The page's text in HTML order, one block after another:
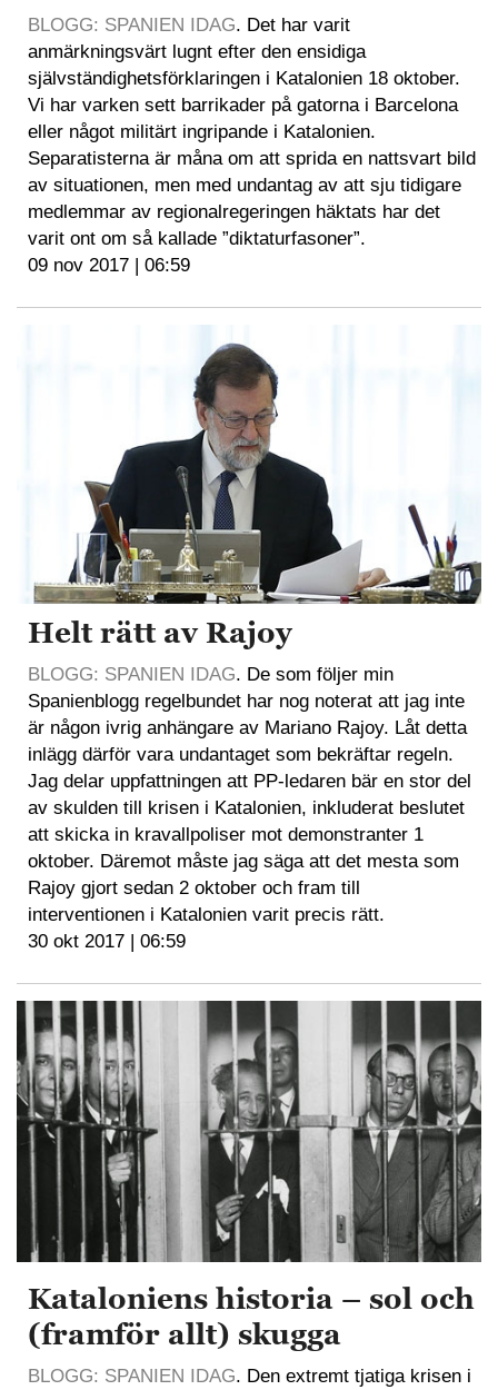
BLOGG: SPANIEN IDAG. Det har varit
anmärkningsvärt lugnt efter den ensidiga
självständighetsförklaringen i Katalonien 18 oktober.
Vi har varken sett barrikader på gatorna i Barcelona
eller något militärt ingripande i Katalonien.
Separatisterna är måna om att sprida en nattsvart bild
av situationen, men med undantag av att sju tidigare
medlemmar av regionalregeringen häktats har det
varit ont om så kallade ”diktaturfasoner”.
09 nov 2017 | 06:59
Helt rätt av Rajoy
BLOGG: SPANIEN IDAG. De som följer min
Spanienblogg regelbundet har nog noterat att jag inte
är någon ivrig anhängare av Mariano Rajoy. Låt detta
inlägg därför vara undantaget som bekräftar regeln.
Jag delar uppfattningen att PP-ledaren bär en stor del
av skulden till krisen i Katalonien, inkluderat beslutet
att skicka in kravallpoliser mot demonstranter 1
oktober. Däremot måste jag säga att det mesta som
Rajoy gjort sedan 2 oktober och fram till
interventionen i Katalonien varit precis rätt.
30 okt 2017 | 06:59
Kataloniens historia – sol och
(framför allt) skugga
BLOGG: SPANIEN IDAG. Den extremt tjatiga krisen i